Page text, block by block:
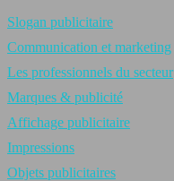
Slogan publicitaire
Communication et marketing
Les professionnels du secteur
Marques & publicité
Affichage publicitaire
Impressions
Objets publicitaires